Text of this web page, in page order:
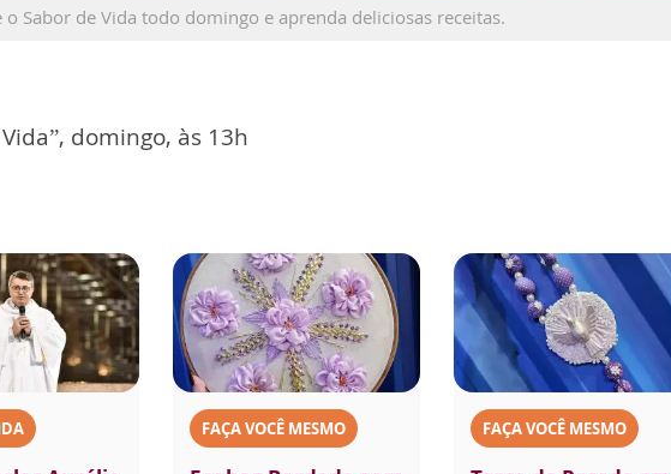
o Sabor de Vida todo domingo e aprenda deliciosas receitas.
domingo, às 13h
FAÇA VOCÊ MESMO FAÇA VOCÊ MESMO